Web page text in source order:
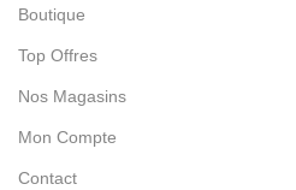
Boutique
Top Offres
Nos Magasins
Mon Compte
Contact